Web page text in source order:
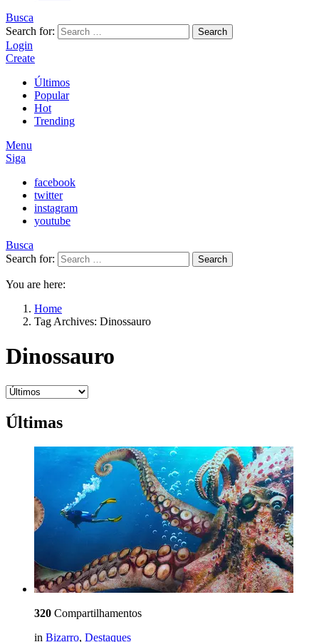
Busca
Search for:
Search
Login
Create
Últimos
Popular
Hot
Trending
Menu
Siga
facebook
twitter
instagram
youtube
Busca
Search for:
Search
You are here:
Home
Tag Archives: Dinossauro
Dinossauro
Últimas
320 Compartilhamentos
in Bizarro, Destaques